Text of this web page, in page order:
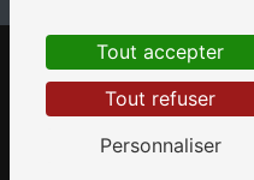
- 2026 -
Mentions légales
Tout accepter
Tout refuser
Personnaliser